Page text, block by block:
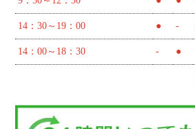
14：30～19：00 ● -
14：00～18：30 - ●